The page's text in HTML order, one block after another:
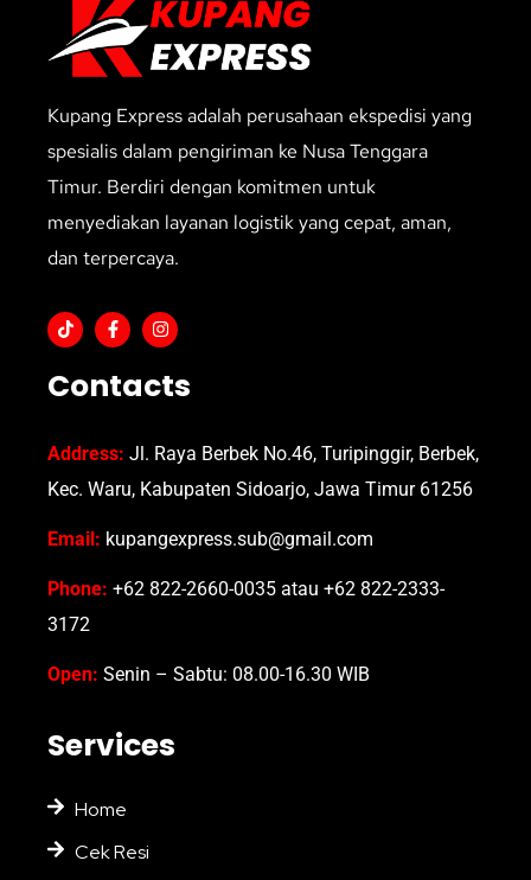
Kupang Express adalah perusahaan ekspedisi yang
spesialis dalam pengiriman ke Nusa Tenggara
Timur. Berdiri dengan komitmen untuk
menyediakan layanan logistik yang cepat, aman,
dan terpercaya.
Contacts
Address: Jl. Raya Berbek No.46, Turipinggir, Berbek,
Kec. Waru, Kabupaten Sidoarjo, Jawa Timur 61256
Email: kupangexpress.sub@gmail.com
Phone: +62 822-2660-0035 atau +62 822-2333-
3172
Open: Senin – Sabtu: 08.00-16.30 WIB
Services
Home
Cek Resi